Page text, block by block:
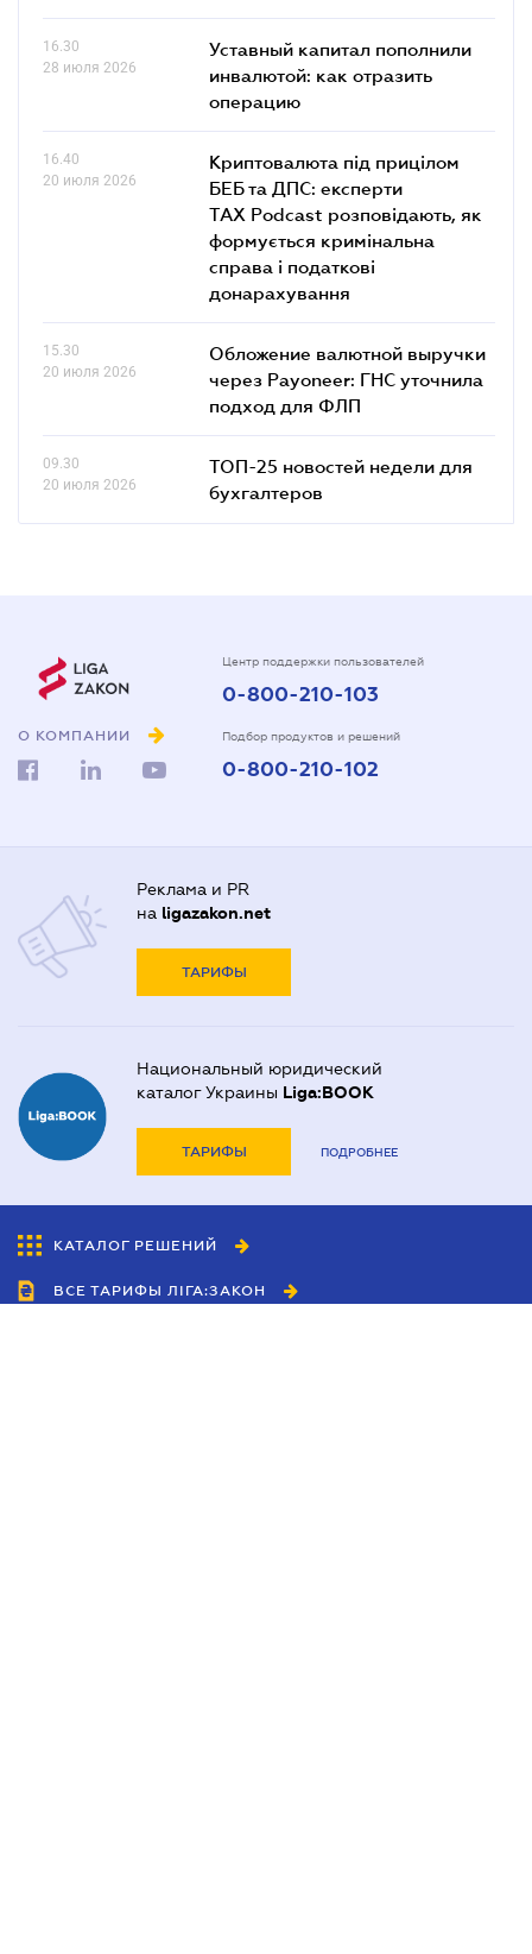
16.30
28 июля 2026
Уставный капитал пополнили
инвалютой: как отразить
операцию
16.40
20 июля 2026
Криптовалюта під прицілом
БЕБ та ДПС: експерти
TAX Podcast розповідають, як
формується кримінальна
справа і податкові
донарахування
15.30
20 июля 2026
Обложение валютной выручки
через Payoneer: ГНС уточнила
подход для ФЛП
09.30
20 июля 2026
ТОП-25 новостей недели для
бухгалтеров
О КОМПАНИИ
Центр поддержки пользователей
0-800-210-103
Подбор продуктов и решений
0-800-210-102
Реклама и PR
на ligazakon.net
ТАРИФЫ
Национальный юридический
каталог Украины Liga:BOOK
ТАРИФЫ ПОДРОБНЕЕ
КАТАЛОГ РЕШЕНИЙ
ВСЕ ТАРИФЫ ЛІГА:ЗАКОН